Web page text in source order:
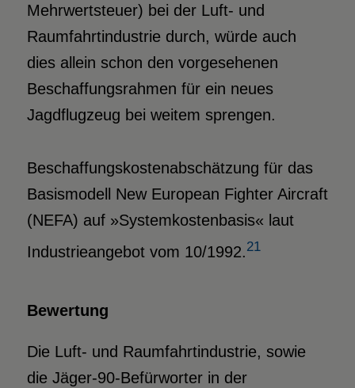
Mehrwertsteuer) bei der Luft- und
Raumfahrtindustrie durch, würde auch
dies allein schon den vorgesehenen
Beschaffungsrahmen für ein neues
Jagdflugzeug bei weitem sprengen.
Beschaffungskostenabschätzung für das
Basismodell New European Fighter Aircraft
(NEFA) auf »Systemkostenbasis« laut
Industrieangebot vom 10/1992. 21
Bewertung
Die Luft- und Raumfahrtindustrie, sowie
die Jäger-90-Befürworter in der